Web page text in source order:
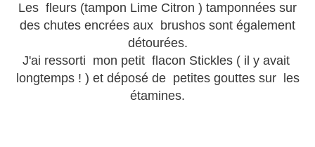
Les fleurs (tampon Lime Citron ) tamponnées sur
des chutes encrées aux brushos sont également
détourées.
J'ai ressorti mon petit flacon Stickles ( il y avait
longtemps ! ) et déposé de petites gouttes sur les
étamines.